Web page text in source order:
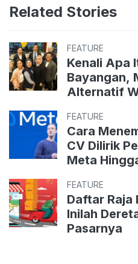
Related Stories
FEATURE
Kenali Apa
Bayangan, Model Pengawasan
Alternatif
FEATURE
Cara
CV Dilirik
Meta
FEATURE
Daftar Raja
Inilah
Pasarnya